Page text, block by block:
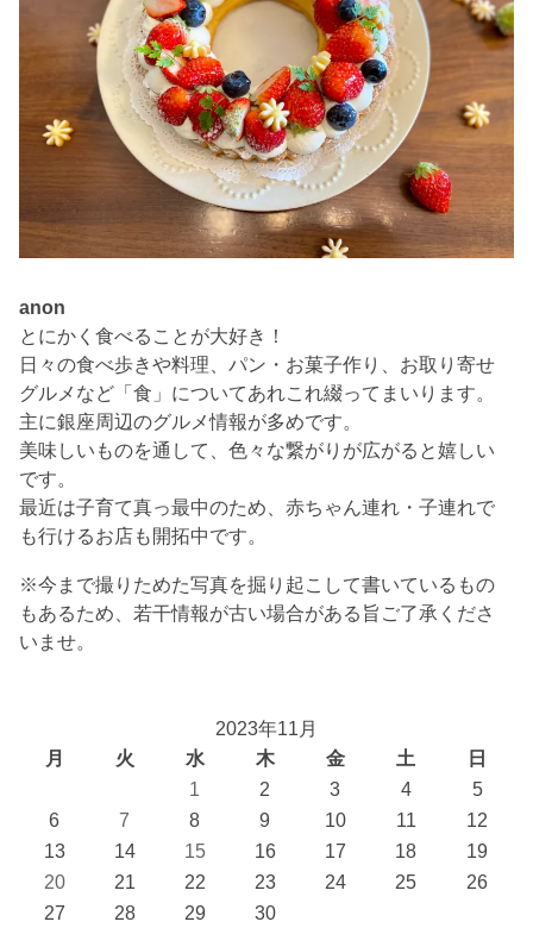
anon
とにかく食べることが大好き！
日々の食べ歩きや料理、パン・お菓子作り、お取り寄せ
グルメなど「食」についてあれこれ綴ってまいります。
主に銀座周辺のグルメ情報が多めです。
美味しいものを通して、色々な繋がりが広がると嬉しい
です。
最近は子育て真っ最中のため、赤ちゃん連れ・子連れで
も行けるお店も開拓中です。
※今まで撮りためた写真を掘り起こして書いているもの
もあるため、若干情報が古い場合がある旨ご了承くださ
いませ。
2023年11月
月
火 水 木 金 土
日
1
2 3 4
5
6
7 8 9 10 11
12
13
14 15 16 17 18
19
20
21 22 23 24 25
26
27
28 29
30